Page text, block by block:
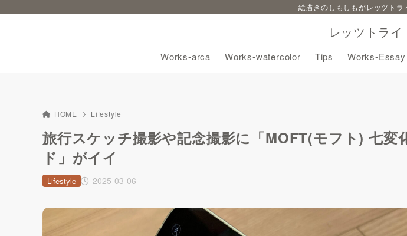
レッツトライ
絵描きのしもしもがレッツト
Works-arca Works-watercolor Tips Works-
HOME Lifestyle
旅行スケッチ撮影や記念撮影に「MOFT(モフト) 七変
ド」がイイ
2025-03-06
Lifestyle